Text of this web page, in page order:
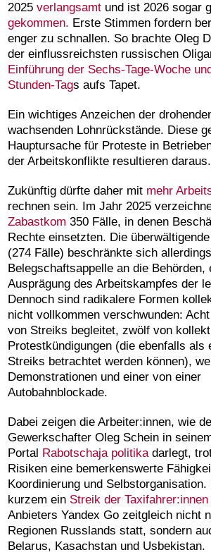
2025verlangsamt und ist 2026 sogar
gekommen. Erste Stimmen fordern
enger zu schnallen. So brachte Oleg
der einflussreichsten russischen
Einführung der Sechs-Tage-Woche
Stunden-Tags aufs Tapet.
Ein wichtiges Anzeichen der
wachsenden Lohnrückstände. Diese
Hauptursache für Proteste in
der Arbeitskonflikte resultieren daraus.
Zukünftig dürfte daher mit mehr
rechnen sein. Im Jahr 2025
Zabastkom 350 Fälle, in denen
Rechte einsetzten. Die
(274 Fälle) beschränkte sich
Belegschaftsappelle an die Behörden,
Ausprägung des Arbeitskampfes der
Dennoch sind radikalere Formen
nicht vollkommen verschwunden:
von Streiks begleitet, zwölf von
Protestkündigungen (die ebenfalls als
Streiks betrachtet werden können),
Demonstrationen und einer von einer
Autobahnblockade.
Dabei zeigen die Arbeiter:innen, wie
Gewerkschafter Oleg Schein in
Portal Rabotschaja politikadarlegt,
Risiken eine bemerkenswerte
Koordinierung und
kurzem ein Streik der Taxifahrer:innen
Anbieters Yandex Go zeitgleich nicht
Regionen Russlands statt, sondern
Belarus, Kasachstan und Usbekistan.